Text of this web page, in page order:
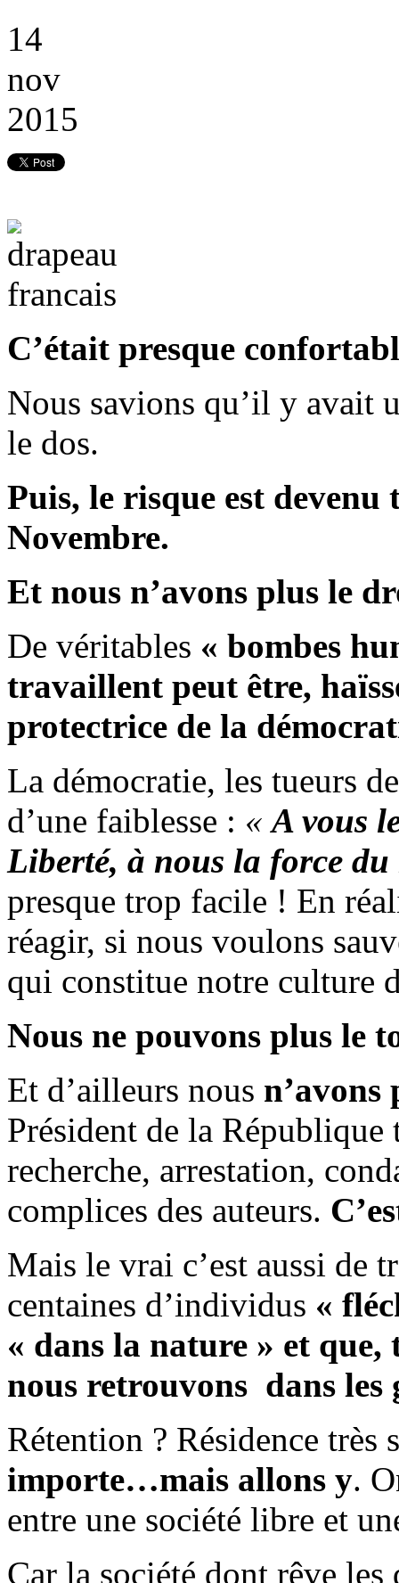
14
nov
2015
C’était presque
Nous savions qu’il y avait
le dos.
Puis, le risque est
Novembre.
Et nous n’avons plus le
De véritables « bombes
travaillent peut être,
protectrice de la
La démocratie, les tueurs
d’une faiblesse : «A vous
Liberté, à nous la force
presque trop facile ! En
réagir, si nous voulons
qui constitue notre culture
Nous ne pouvons plus le
Et d’ailleurs nous
Président de la
recherche, arrestation,
complices des auteurs.
Mais le vrai c’est aussi de
centaines d’individus «
« dans la nature » et
nous retrouvons dans
Rétention ? Résidence très
importe…mais allons y.
entre une société libre et
Car la société dont rêve